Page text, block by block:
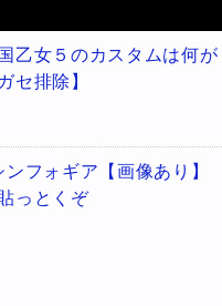
乙女５のカスタムは何が
セ排除】
フォギア【画像あり】
っとくぞ